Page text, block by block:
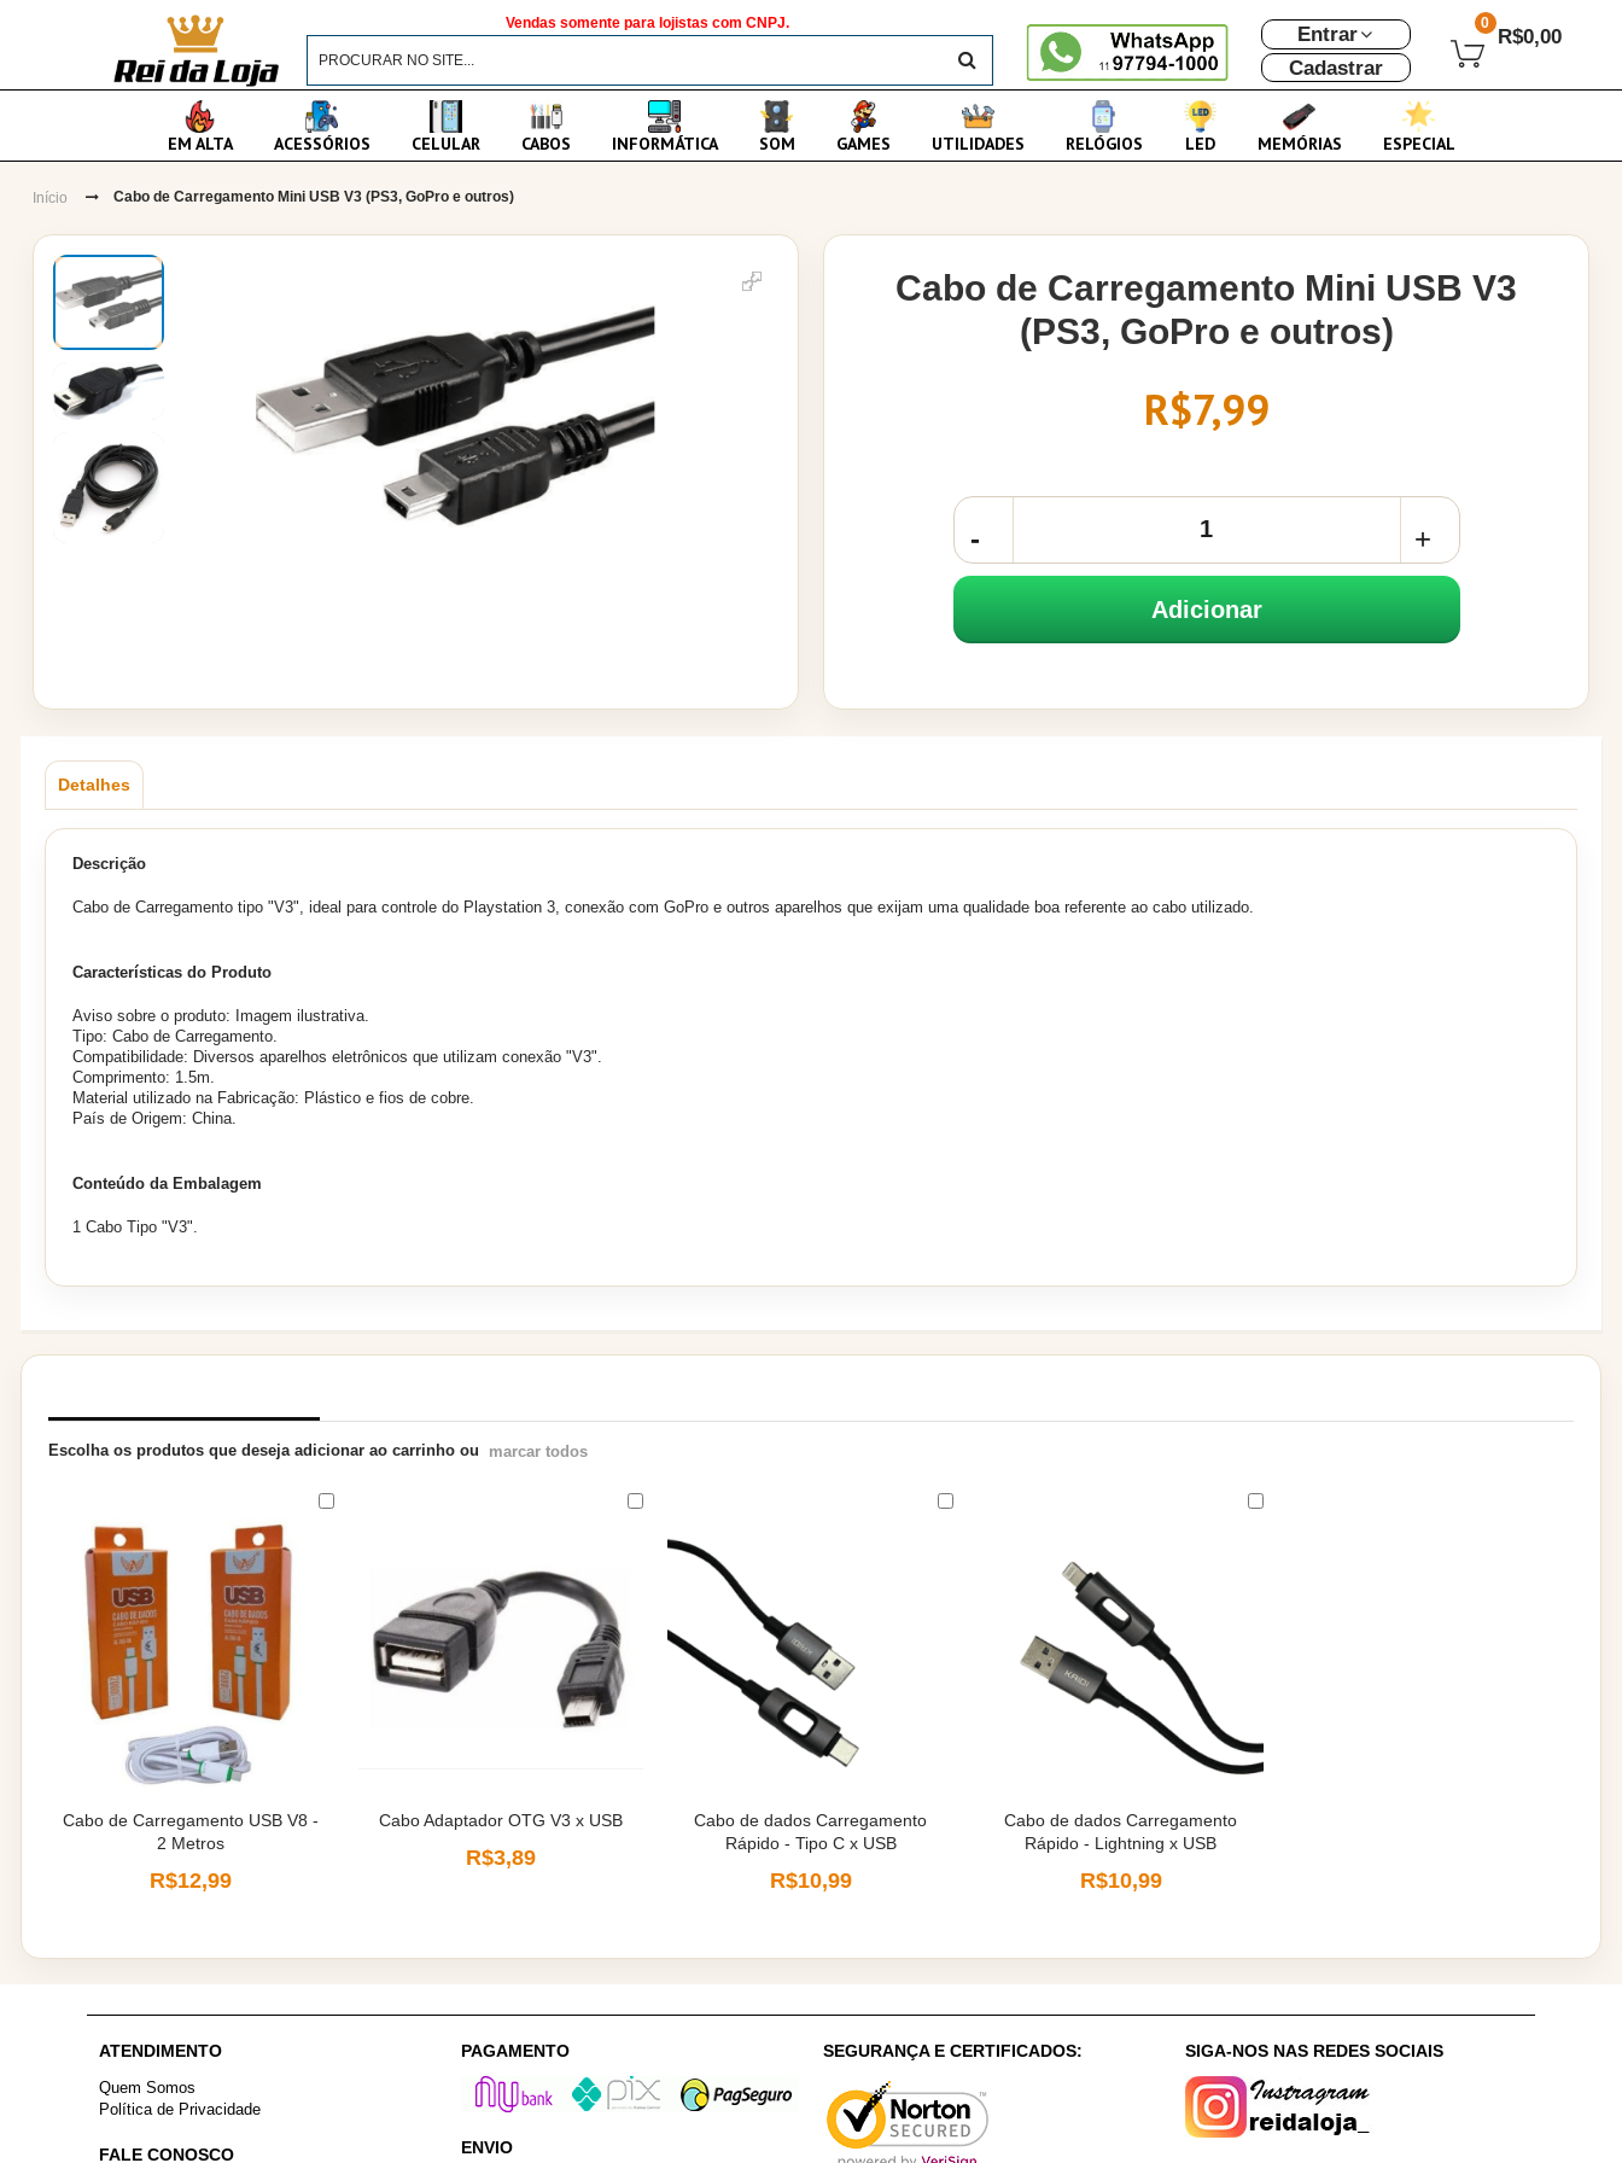
Vendas somente para lojistas com CNPJ.
BUSCAR
Entrar
Cadastrar
0
R$0,00
EM ALTA ACESSÓRIOS CELULAR CABOS INFORMÁTICA SOM GAMES UTILIDADES RELÓGIOS LED MEMÓRIAS ESPECIAL
Início Cabo de Carregamento Mini USB V3 (PS3, GoPro e outros)
Cabo de Carregamento Mini USB V3
(PS3, GoPro e outros)
R$7,99
Adicionar
Detalhes
Descrição
Cabo de Carregamento tipo "V3", ideal para controle do Playstation 3, conexão com GoPro e outros aparelhos que exijam uma qualidade boa referente ao cabo utilizado.
Características do Produto
Aviso sobre o produto: Imagem ilustrativa.
Tipo: Cabo de Carregamento.
Compatibilidade: Diversos aparelhos eletrônicos que utilizam conexão "V3".
Comprimento: 1.5m.
Material utilizado na Fabricação: Plástico e fios de cobre.
País de Origem: China.
Conteúdo da Embalagem
1 Cabo Tipo "V3".
Escolha os produtos que deseja adicionar ao carrinho ou marcar todos
Cabo de Carregamento USB V8 -
2 Metros
R$12,99
Cabo Adaptador OTG V3 x USB
R$3,89
Cabo de dados Carregamento
Rápido - Tipo C x USB
R$10,99
Cabo de dados Carregamento
Rápido - Lightning x USB
R$10,99
ATENDIMENTO
Quem Somos
Política de Privacidade
FALE CONOSCO
PAGAMENTO
ENVIO
SEGURANÇA E CERTIFICADOS: SIGA-NOS NAS REDES SOCIAIS